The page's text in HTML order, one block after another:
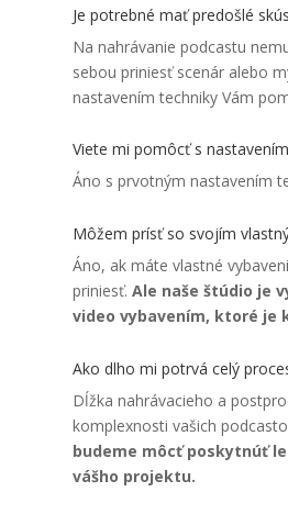
Je potrebné mať predošlé
Na nahrávanie podcastu
sebou priniesť scenár alebo
nastavením techniky Vám
Viete mi pomôcť s
Áno s prvotným nastavením
Môžem prísť so svojím
Áno, ak máte vlastné
priniesť. Ale naše štúdio je
video vybavením, ktoré je
Ako dlho mi potrvá celý
Dĺžka nahrávacieho a
komplexnosti vašich
budeme môcť poskytnúť
vášho projektu.